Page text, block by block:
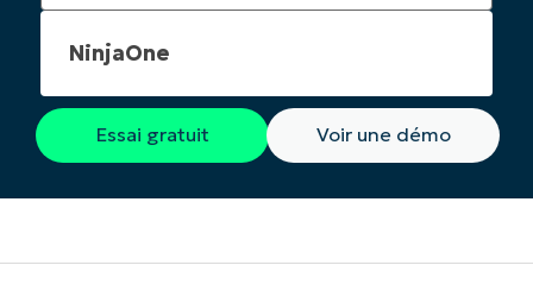
NinjaOne
Essai gratuit Voir une démo